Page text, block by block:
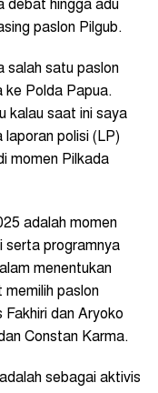
debat hingga adu
paslon Pilgub.
salah satu paslon
ke Polda Papua.
kalau saat ini saya
polisi (LP)
momen Pilkada
adalah momen
serta programnya
menentukan
memilih paslon
Fakhiri dan Aryoko
Constan Karma.
sebagai aktivis